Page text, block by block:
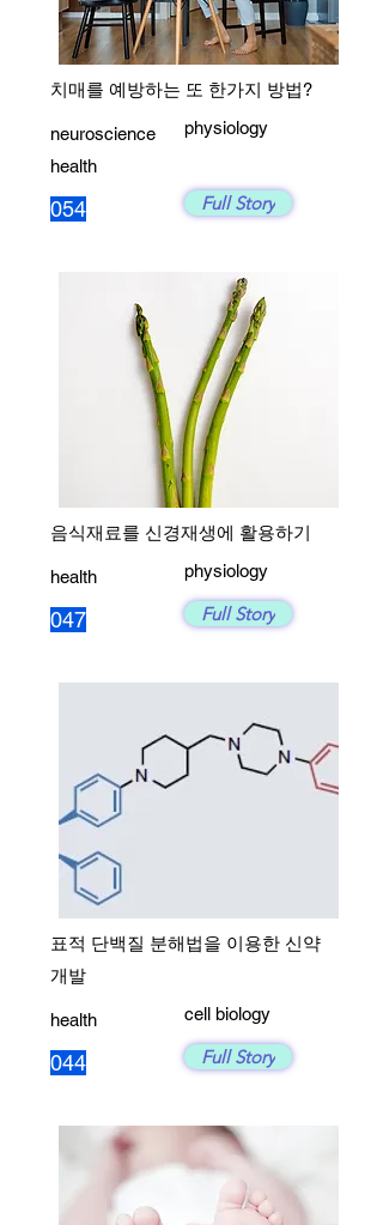
치매를 예방하는 또 한가지 방법?
neuroscience
health
054
physiology
Full Story
음식재료를 신경재생에 활용하기
health
047
physiology
Full Story
표적 단백질 분해법을 이용한 신약
개발
health
044
cell biology
Full Story